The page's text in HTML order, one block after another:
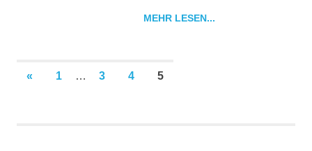
MEHR LESEN...
Seitennummerierung
« VORHERIGE
1 … 3 4 5